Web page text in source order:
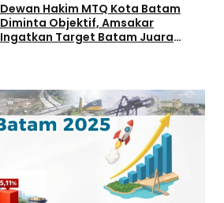
Dewan Hakim MTQ Kota Batam
Diminta Objektif, Amsakar
Ingatkan Target Batam Juara